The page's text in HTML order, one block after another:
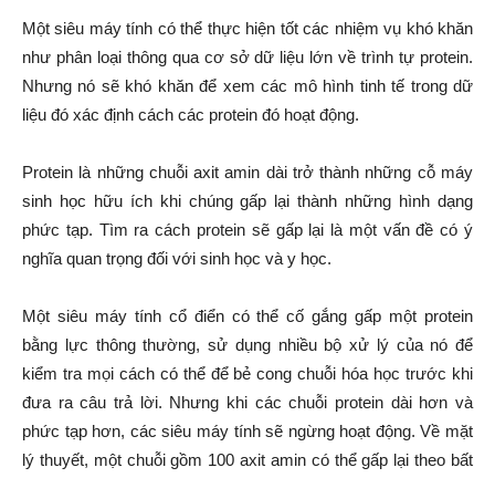
Một siêu máy tính có thể thực hiện tốt các nhiệm vụ khó khăn
như phân loại thông qua cơ sở dữ liệu lớn về trình tự protein.
Nhưng nó sẽ khó khăn để xem các mô hình tinh tế trong dữ
liệu đó xác định cách các protein đó hoạt động.
Protein là những chuỗi axit amin dài trở thành những cỗ máy
sinh học hữu ích khi chúng gấp lại thành những hình dạng
phức tạp. Tìm ra cách protein sẽ gấp lại là một vấn đề có ý
nghĩa quan trọng đối với sinh học và y học.
Một siêu máy tính cổ điển có thể cố gắng gấp một protein
bằng lực thông thường, sử dụng nhiều bộ xử lý của nó để
kiểm tra mọi cách có thể để bẻ cong chuỗi hóa học trước khi
đưa ra câu trả lời. Nhưng khi các chuỗi protein dài hơn và
phức tạp hơn, các siêu máy tính sẽ ngừng hoạt động. Về mặt
lý thuyết, một chuỗi gồm 100 axit amin có thể gấp lại theo bất